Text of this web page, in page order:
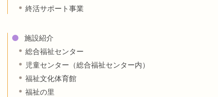
終活サポート事業
施設紹介
総合福祉センター
児童センター（総合福祉センター内）
福祉文化体育館
福祉の里